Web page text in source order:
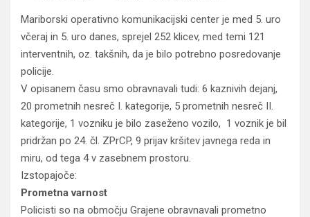
Mariborski operativno komunikacijski center je med 5. uro
včeraj in 5. uro danes, sprejel 252 klicev, med temi 121
interventnih, oz. takšnih, da je bilo potrebno posredovanje
policije.
V opisanem času smo obravnavali tudi: 6 kaznivih dejanj,
20 prometnih nesreč I. kategorije, 5 prometnih nesreč II.
kategorije, 1 vozniku je bilo zaseženo vozilo, 1 voznik je bil
pridržan po 24. čl. ZPrCP, 9 prijav kršitev javnega reda in
miru, od tega 4 v zasebnem prostoru.
Izstopajoče:
Prometna varnost
Policisti so na območju Grajene obravnavali prometno